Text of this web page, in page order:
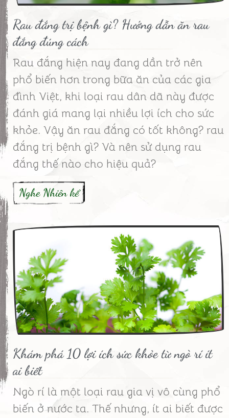
Rau đắng trị bệnh gì? Hướng dẫn ăn rau
đắng đúng cách
Rau đắng hiện nay đang dần trở nên
phổ biến hơn trong bữa ăn của các gia
đình Việt, khi loại rau dân dã này được
đánh giá mang lại nhiều lợi ích cho sức
khỏe. Vậy ăn rau đắng có tốt không? rau
đắng trị bệnh gì? Và nên sử dụng rau
đắng thế nào cho hiệu quả?
Nghe Nhiên kể
Khám phá 10 lợi ích sức khỏe từ ngò rí ít
ai biết
Ngò rí là một loại rau gia vị vô cùng phổ
biến ở nước ta. Thế nhưng, ít ai biết được